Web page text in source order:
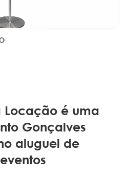
Locação é uma
Gonçalves
aluguel de